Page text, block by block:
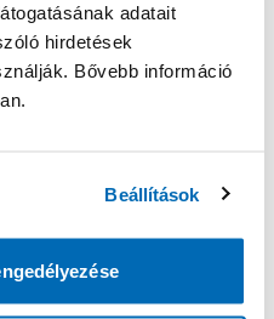
adatait
hirdetések
Bővebb információ
Beállítások